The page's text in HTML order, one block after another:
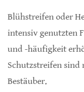
Blühstreifen oder
intensiv genutzten
und -häufigkeit
Schutzstreifen
Bestäuber.